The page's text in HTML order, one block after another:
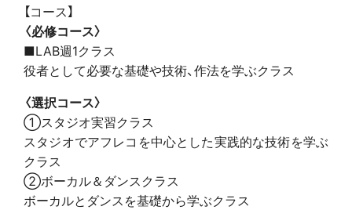
【コース】
〈必修コース〉
■LAB週1クラス
役者として必要な基礎や技術、作法を学ぶクラス
〈選択コース〉
①スタジオ実習クラス
スタジオでアフレコを中心とした実践的な技術を学ぶ
クラス
②ボーカル＆ダンスクラス
ボーカルとダンスを基礎から学ぶクラス